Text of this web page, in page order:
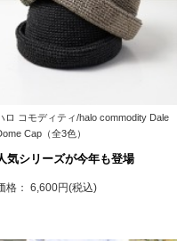
ロ コモディティ/halo commodity Dale
Cap（全3色）
気シリーズが今年も登場
格： 6,600円(税込)